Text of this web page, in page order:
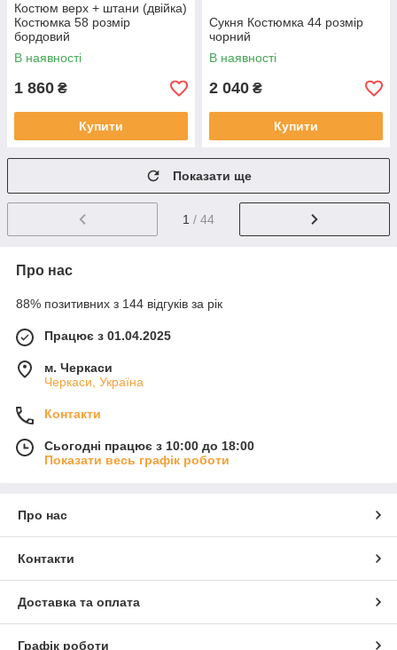
Костюм верх + штани (двійка)
Костюмка 58 розмір
бордовий
В наявності
1 860 ₴
Купити
Сукня Костюмка 44 розмір
чорний
В наявності
2 040 ₴
Купити
Показати ще
1 / 44
Про нас
88% позитивних з 144 відгуків за рік
Працює з 01.04.2025
м. Черкаси
Черкаси, Україна
Контакти
Сьогодні працює з 10:00 до 18:00
Показати весь графік роботи
Про нас
Контакти
Доставка та оплата
Графік роботи